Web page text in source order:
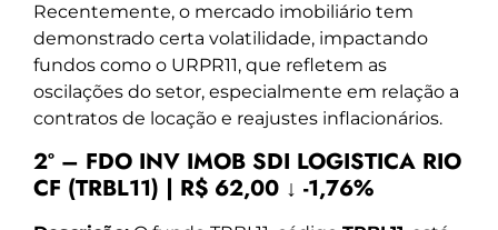
Recentemente, o mercado imobiliário tem
demonstrado certa volatilidade, impactando
fundos como o URPR11, que refletem as
oscilações do setor, especialmente em relação a
contratos de locação e reajustes inflacionários.
2º – FDO INV IMOB SDI LOGISTICA RIO
CF (TRBL11) | R$ 62,00 ↓ -1,76%